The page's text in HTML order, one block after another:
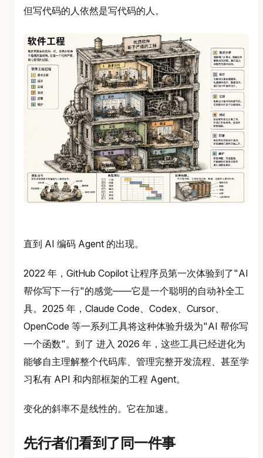
但写代码的人依然是写代码的人。
直到 AI 编码 Agent 的出现。
2022 年，GitHub Copilot 让程序员第一次体验到了"AI
帮你写下一行"的感觉——它是一个聪明的自动补全工
具。2025 年，Claude Code、Codex、Cursor、
OpenCode 等一系列工具将这种体验升级为"AI 帮你写
一个函数"。到了 进入 2026 年，这些工具已经进化为
能够自主理解整个代码库、管理完整开发流程、甚至学
习私有 API 和内部框架的工程 Agent。
变化的斜率不是线性的。它在加速。
先行者们看到了同一件事